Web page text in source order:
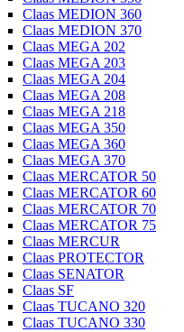
Claas MEDION 360
Claas MEDION 370
Claas MEGA 202
Claas MEGA 203
Claas MEGA 204
Claas MEGA 208
Claas MEGA 218
Claas MEGA 350
Claas MEGA 360
Claas MEGA 370
Claas MERCATOR 50
Claas MERCATOR 60
Claas MERCATOR 70
Claas MERCATOR 75
Claas MERCUR
Claas PROTECTOR
Claas SENATOR
Claas SF
Claas TUCANO 320
Claas TUCANO 330